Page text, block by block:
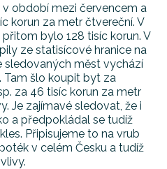
období mezi červencem a
korun za metr čtvereční. V
bylo 128 tisíc korun. V
ze statisícové hranice na
sledovaných měst vychází
Tam šlo koupit byt za
za 46 tisíc korun za metr
Je zajímavé sledovat, že i
a předpokládal se tudíž
Připisujeme to na vrub
v celém Česku a tudíž